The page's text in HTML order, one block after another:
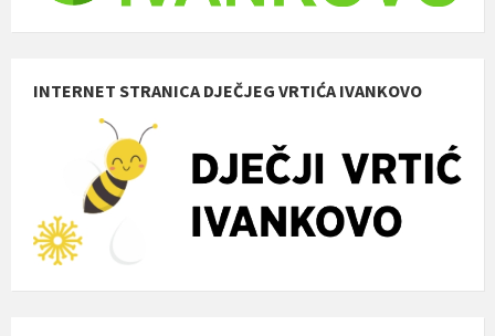
INTERNET STRANICA DJEČJEG VRTIĆA IVANKOVO